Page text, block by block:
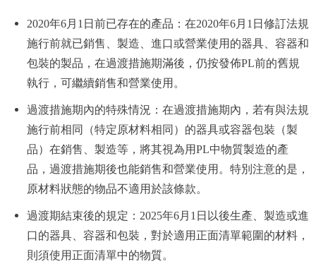
2020年6月1日前已存在的產品：在2020年6月1日修訂法規
施行前就已銷售、製造、進口或營業使用的器具、容器和
包裝的製品，在過渡措施期滿後，仍按發佈PL前的舊規
執行，可繼續銷售和營業使用。
過渡措施期內的特殊情況：在過渡措施期內，若有與法規
施行前相同（特定原材料相同）的器具或容器包裝（製
品）在銷售、製造等，將其視為用PL中物質製造的產
品，過渡措施期後也能銷售和營業使用。特別注意的是，
原材料狀態的物品不適用於該條款。
過渡期結束後的規定：2025年6月1日以後生產、製造或進
口的器具、容器和包裝，對於適用正面清單範圍的材料，
則須使用正面清單中的物質。